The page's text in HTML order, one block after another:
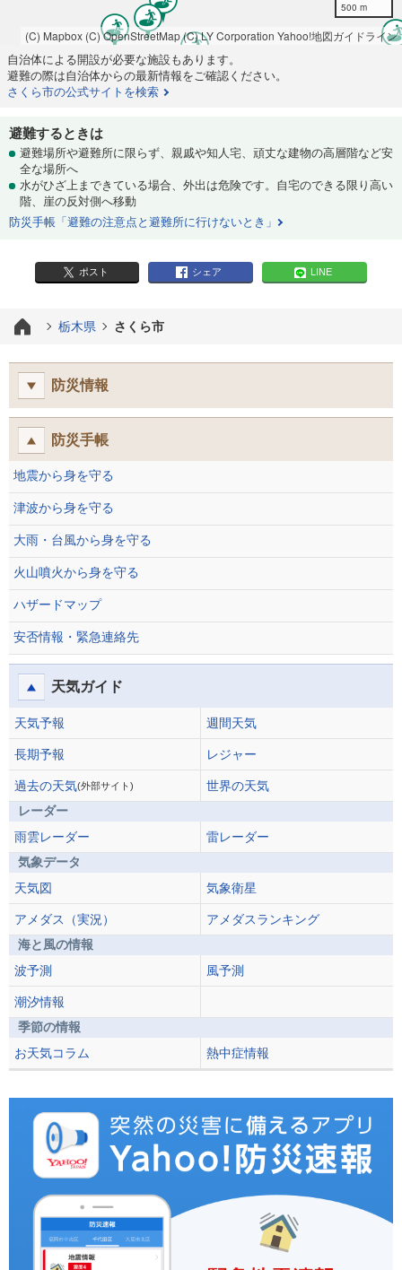
500 m
(C) Mapbox (C) OpenStreetMap(C) LY Corporation Yahoo!地図ガイドライン
自治体による開設が必要な施設もあります。
避難の際は自治体からの最新情報をご確認ください。
さくら市の公式サイトを検索
避難するときは
避難場所や避難所に限らず、親戚や知人宅、頑丈な建物の高層階など安
全な場所へ
水がひざ上まできている場合、外出は危険です。自宅のできる限り高い
階、崖の反対側へ移動
防災手帳「避難の注意点と避難所に行けないとき」
ポスト シェア LINE
栃木県 さくら市
防災情報
防災手帳
地震から身を守る
津波から身を守る
大雨・台風から身を守る
火山噴火から身を守る
ハザードマップ
安否情報・緊急連絡先
天気ガイド
天気予報 週間天気
長期予報 レジャー
過去の天気(外部サイト)
世界の天気
レーダー
雨雲レーダー
雷レーダー
気象データ
天気図
気象衛星
アメダス（実況）
アメダスランキング
海と風の情報
波予測
風予測
潮汐情報
季節の情報
お天気コラム
熱中症情報